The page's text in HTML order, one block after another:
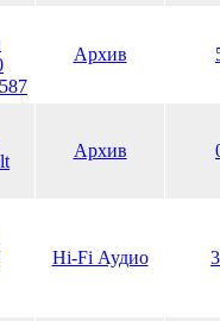
Архив
Архив
Hi-Fi Аудио